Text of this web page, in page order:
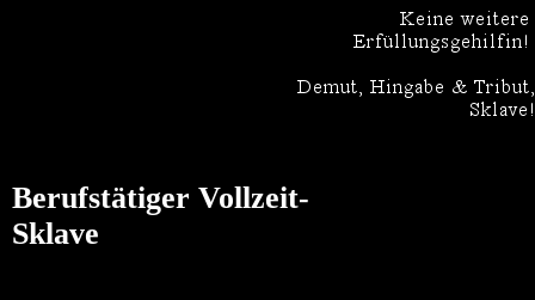
Berufstätiger Vollzeit-
Sklave